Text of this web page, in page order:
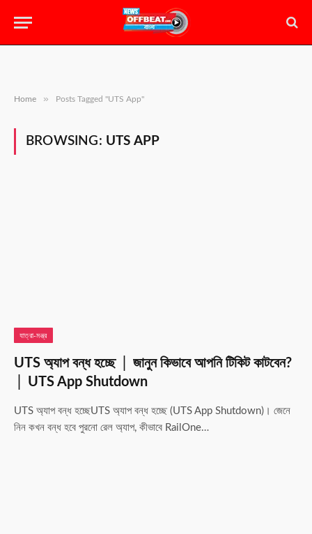
Home » Posts Tagged "UTS App"
BROWSING: UTS APP
যাত্রা-মন্ত্র
UTS অ্যাপ বন্ধ হচ্ছে │ জানুন কিভাবে আপনি টিকিট কাটবেন?
│ UTS App Shutdown
UTS অ্যাপ বন্ধ হচ্ছেUTS অ্যাপ বন্ধ হচ্ছে (UTS App Shutdown)। জেনে
নিন কখন বন্ধ হবে পুরনো রেল অ্যাপ, কীভাবে RailOne…